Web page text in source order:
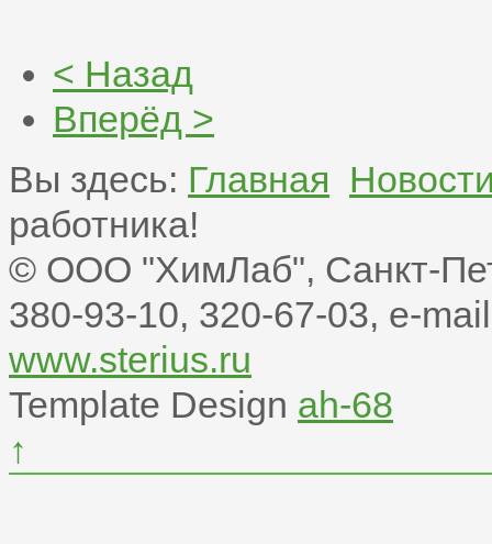
< Назад
Вперёд >
Вы здесь: Главная
работника!
© ООО "ХимЛаб", Санкт-
380-93-10, 320-67-03, e-
www.sterius.ru
Template Design ah-68
↑